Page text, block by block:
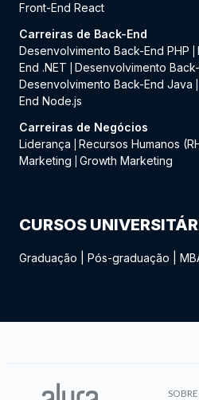
Front-End React
Carreiras de Back-End
Desenvolvimento Back-End PHP
End .NET
Desenvolvimento
Desenvolvimento Back-End Java
End Node.js
Carreiras de Negócios
Liderança
Recursos Humanos
Marketing
Growth Marketing
CURSOS
Graduação Pós-graduação